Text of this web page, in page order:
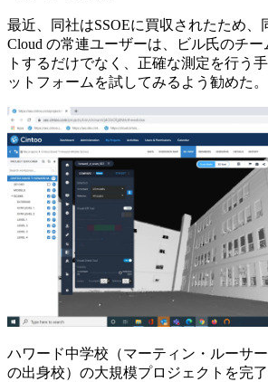
最近、同社はSSOEに買収されたため、
Cloud の常連ユーザーは、ビル氏のチ
トするだけでなく、正確な測定を行う
ットフォームを試してみるよう勧めた。
ハワード中学校（マーティン・ルーサ
の出身校）の大規模プロジェクトを完